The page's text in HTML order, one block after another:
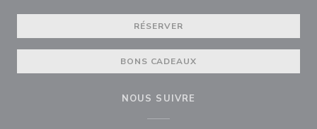
RÉSERVER
BONS CADEAUX
NOUS SUIVRE